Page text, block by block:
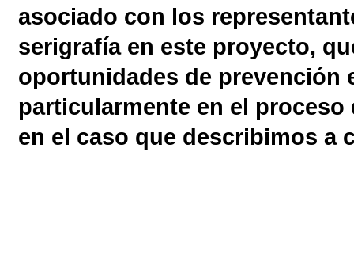
asociado con los
serigrafía en este proyecto,
oportunidades de prevención
particularmente en el
en el caso que describimos a